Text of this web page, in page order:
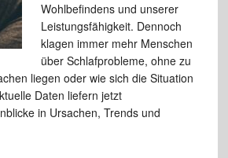
Wohlbefindens und unserer
Leistungsfähigkeit. Dennoch
klagen immer mehr Menschen
über Schlafprobleme, ohne zu
liegen oder wie sich die Situation
Daten liefern jetzt
in Ursachen, Trends und